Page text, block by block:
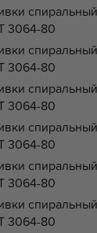
3064-80
3064-80
3064-80
3064-80
3064-80
3064-80